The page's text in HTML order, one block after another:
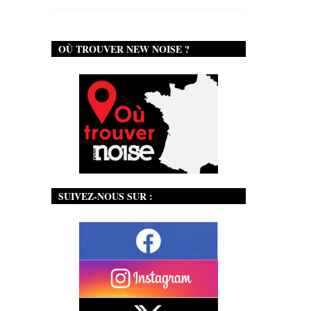
OÙ TROUVER NEW NOISE ?
SUIVEZ-NOUS SUR :